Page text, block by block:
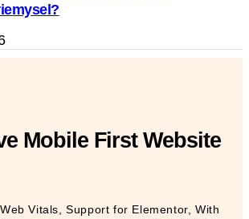
Mobile First Website
Vitals, Support for Elementor, With